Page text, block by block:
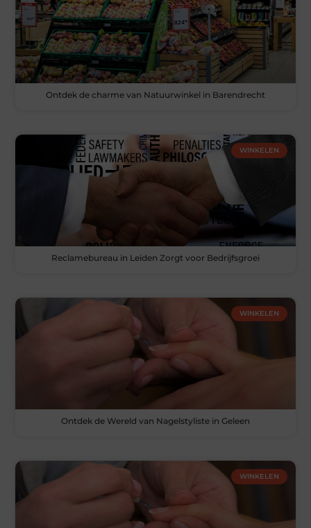
Ontdek de charme van Natuurwinkel in Barendrecht
WINKELEN
Reclamebureau in Leiden Zorgt voor Bedrijfsgroei
WINKELEN
Ontdek de Wereld van Nagelstyliste in Geleen
WINKELEN